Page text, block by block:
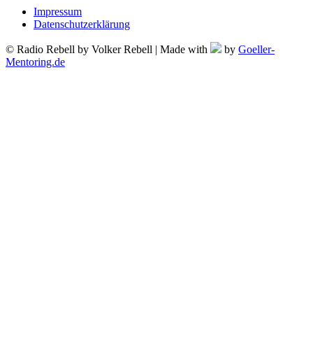
Impressum
Datenschutzerklärung
© Radio Rebell by Volker Rebell | Made with by Goeller-
Mentoring.de